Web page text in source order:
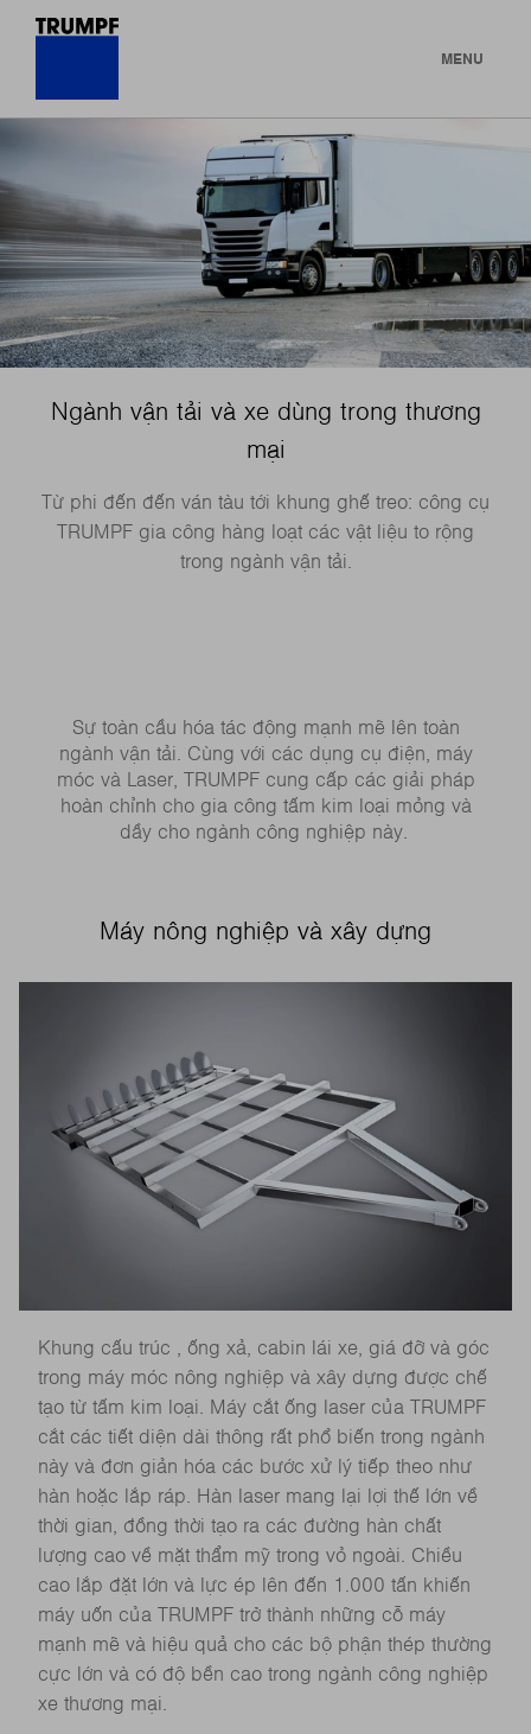
MENU
Ngành vận tải và xe dùng trong thương
mại
Từ phi đến đến ván tàu tới khung ghế treo: công cụ
TRUMPF gia công hàng loạt các vật liệu to rộng
trong ngành vận tải.
Sự toàn cầu hóa tác động mạnh mẽ lên toàn
ngành vận tải. Cùng với các dụng cụ điện, máy
móc và Laser, TRUMPF cung cấp các giải pháp
hoàn chỉnh cho gia công tấm kim loại mỏng và
dầy cho ngành công nghiệp này.
Máy nông nghiệp và xây dựng
Khung cấu trúc , ống xả, cabin lái xe, giá đỡ và góc
trong máy móc nông nghiệp và xây dựng được chế
tạo từ tấm kim loại. Máy cắt ống laser của TRUMPF
cắt các tiết diện dài thông rất phổ biến trong ngành
này và đơn giản hóa các bước xử lý tiếp theo như
hàn hoặc lắp ráp. Hàn laser mang lại lợi thế lớn về
thời gian, đồng thời tạo ra các đường hàn chất
lượng cao về mặt thẩm mỹ trong vỏ ngoài. Chiều
cao lắp đặt lớn và lực ép lên đến 1.000 tấn khiến
máy uốn của TRUMPF trở thành những cỗ máy
mạnh mẽ và hiệu quả cho các bộ phận thép thường
cực lớn và có độ bền cao trong ngành công nghiệp
xe thương mại.